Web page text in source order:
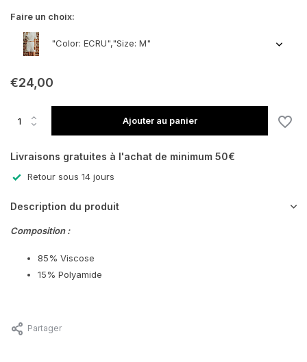
Faire un choix:
"Color: ECRU","Size: M"
€24,00
Ajouter au panier
Livraisons gratuites à l'achat de minimum 50€
Retour sous 14 jours
Description du produit
Composition :
85% Viscose
15% Polyamide
Partager